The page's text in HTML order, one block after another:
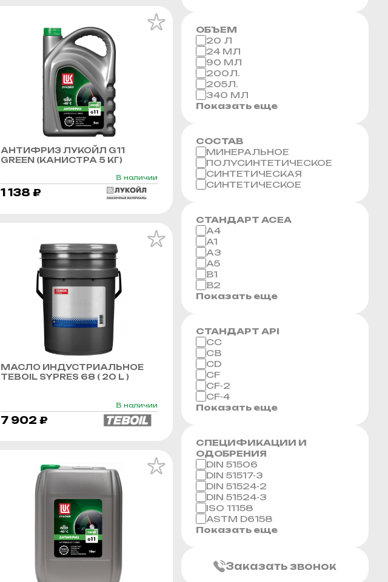
АНТИФРИЗ ЛУКОЙЛ G11
GREEN (КАНИСТРА 5 КГ)
В наличии
1 138 ₽
МАСЛО ИНДУСТРИАЛЬНОЕ
TEBOIL SYPRES 68 ( 20 L )
В наличии
7 902 ₽
ОБЪЕМ
20 Л
24 МЛ
90 МЛ
200Л.
205Л.
340 МЛ
Показать еще
СОСТАВ
МИНЕРАЛЬНОЕ
ПОЛУСИНТЕТИЧЕСКОЕ
СИНТЕТИЧЕСКАЯ
СИНТЕТИЧЕСКОЕ
СТАНДАРТ ACEA
A4
A1
A3
A5
B1
B2
Показать еще
СТАНДАРТ API
CC
CB
CD
CF
CF-2
CF-4
Показать еще
СПЕЦИФИКАЦИИ И
ОДОБРЕНИЯ
DIN 51506
DIN 51517-3
DIN 51524-2
DIN 51524-3
ISO 11158
ASTM D6158
Показать еще
Заказать звонок